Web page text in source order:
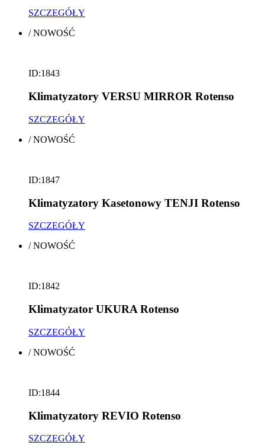
SZCZEGÓŁY
/NOWOŚĆ
ID:1843
Klimatyzatory VERSU MIRROR Rotenso
SZCZEGÓŁY
/NOWOŚĆ
ID:1847
Klimatyzatory Kasetonowy TENJI Rotenso
SZCZEGÓŁY
/NOWOŚĆ
ID:1842
Klimatyzator UKURA Rotenso
SZCZEGÓŁY
/NOWOŚĆ
ID:1844
Klimatyzatory REVIO Rotenso
SZCZEGÓŁY